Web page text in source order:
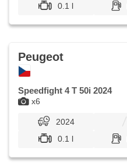
0.1 l
x6
Peugeot
Speedfight 4 T 50i 2024
2024
0.1 l